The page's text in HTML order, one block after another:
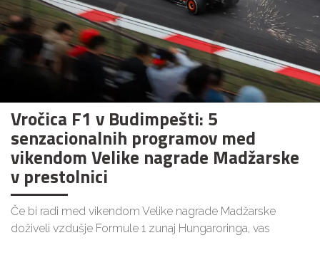
Vročica F1 v Budimpešti: 5
senzacionalnih programov med
vikendom Velike nagrade Madžarske
v prestolnici
Če bi radi med vikendom Velike nagrade Madžarske
doživeli vzdušje Formule 1 zunaj Hungaroringa, vas